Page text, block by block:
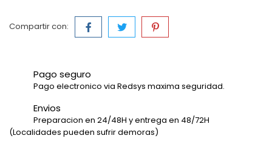
Compartir con:
Pago seguro
Pago electronico via Redsys maxima seguridad.
Envios
Preparacion en 24/48H y entrega en 48/72H
(Localidades pueden sufrir demoras)